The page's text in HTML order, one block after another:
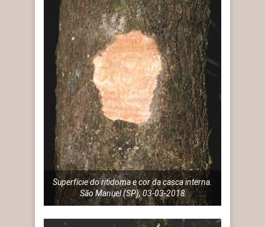
Superfície do ritidoma e cor da casca interna.
São Manuel (SP), 03-03-2018